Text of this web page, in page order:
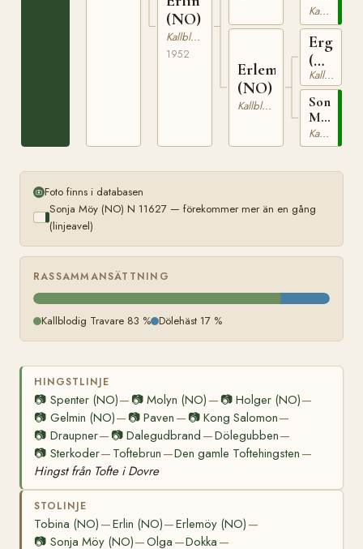
(NO)
Kallblodig Travare
1952
Erlemöy
(NO)
Kallblodig Travare
(NO)
N
11627
Kallblodig Travare
Ergel
(NO)
T-
172
Kallblodig Travare
Sonja
Möy
(NO)
N
Kallblodig Travare
Foto finns i databasen
Sonja Möy (NO) N 11627 — förekommer mer än en gång
(linjeavel)
RASSAMMANSÄTTNING
Kallblodig Travare 83 % Dölehäst 17 %
HINGSTLINJE
📷 Spenter (NO)— 📷Molyn (NO) — 📷 Holger (NO)—
📷 Gelmin (NO)— 📷Paven — 📷 Kong Salomon—
📷 Draupner— 📷Dalegudbrand —Dölegubben—
📷 Sterkoder— Toftebrun —Den gamle Toftehingsten —
Hingst från Tofte i Dovre
STOLINJE
Tobina (NO) —Erlin (NO)—Erlemöy (NO) —
📷 Sonja Möy (NO)—Olga —Dokka —